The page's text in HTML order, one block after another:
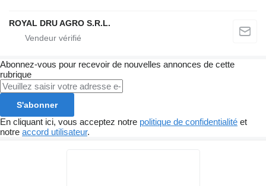
ROYAL DRU AGRO S.R.L.
Abonnez-vous pour recevoir de nouvelles annonces de cette
rubrique
S'abonner
En cliquant ici, vous acceptez notre politique de confidentialité et
notre accord utilisateur.